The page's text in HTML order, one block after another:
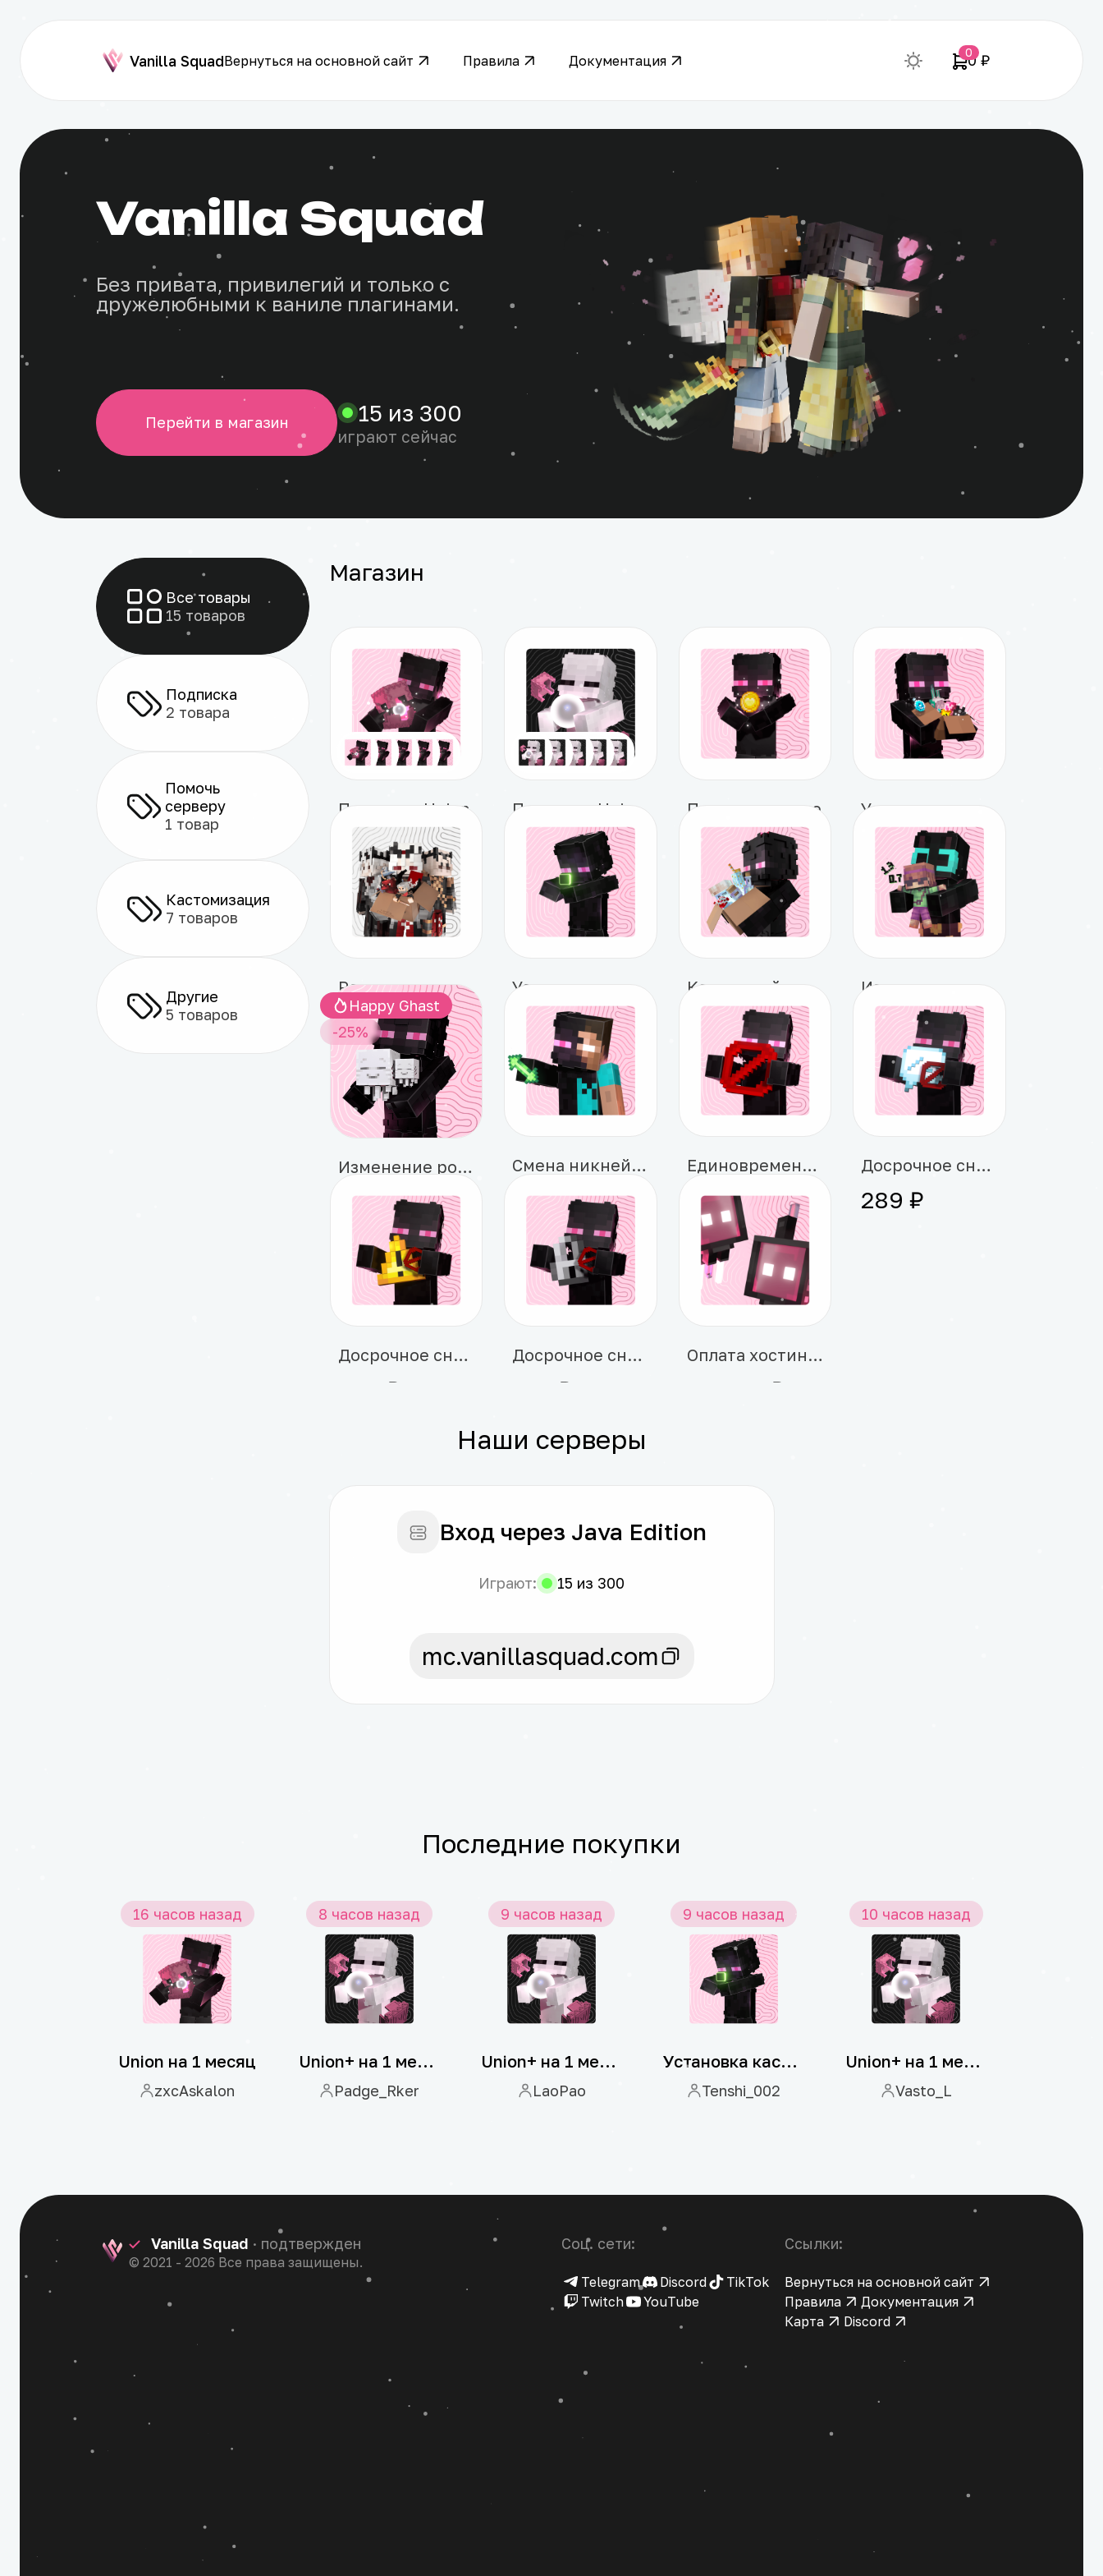
Vanilla SquadВернуться на основной сайт Правила Документация
00 ₽
Vanilla Squad
Без привата, привилегий и только с
дружелюбными к ваниле плагинами.
Перейти в магазин 15 из 300
играют сейчас
Все товары
15 товаров
Подписка
2 товара
Помочь
серверу
1 товар
Кастомизация
7 товаров
Другие
5 товаров
Магазин
Подписка Union
от 129 ₽ от 269 ₽
Пожертвование
1 ₽ 279 ₽
Роль для вашего клана в Discord
1 499 ₽ 449 ₽ 349 ₽ 449 ₽
-25%
Happy Ghast
Изменение роста животных
299 ₽
-25%
Смена никнейма
100 ₽
Единовременное восстановление доступа к аккаунту
1 500 ₽
Досрочное снятие ограничения чата
289 ₽
Досрочное снятие предупреждения
500 ₽
Досрочное снятие ограничения „Тюрьма“
279 ₽
Оплата хостинга на 1 месяц
20 000 ₽
Наши серверы
Вход через Java Edition
Играют: 15 из 300
mc.vanillasquad.com
Последние покупки
16 часов назад
Union на 1 месяц
zxcAskalon
8 часов назад
Union+ на 1 месяц
Padge_Rker
9 часов назад
Union+ на 1 месяц
LaoPao
9 часов назад
Установка кастомного портала
Tenshi_002
10 часов назад
Union+ на 1 месяц
Vasto_L
Vanilla Squad · подтвержден
© 2021 - 2026 Все права защищены.
Соц. сети:
Telegram Discord
TikTok
Twitch
YouTube
Ссылки:
Вернуться на основной сайт
Правила
Документация
Карта
Discord